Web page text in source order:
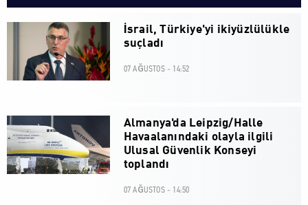
İsrail, Türkiye'yi ikiyüzlülükle
suçladı
07 AĞUSTOS - 14:52
Almanya'da Leipzig/Halle
Havaalanındaki olayla ilgili
Ulusal Güvenlik Konseyi
toplandı
07 AĞUSTOS - 14:50